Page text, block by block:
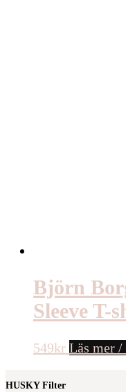
Björn
Sleeve T-
549kr Läs mer
HUSKY Filter